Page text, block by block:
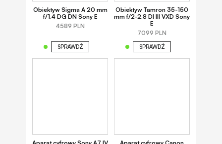
Obiektyw Sigma A 20 mm
f/1.4 DG DN Sony E
4589 PLN
SPRAWDŹ
Obiektyw Tamron 35-150
mm f/2-2.8 DI III VXD Sony
E
7099 PLN
SPRAWDŹ